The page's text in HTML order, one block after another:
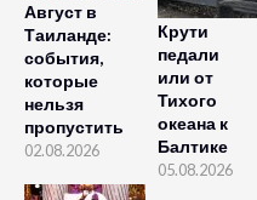
Август в
Таиланде:
события,
которые
нельзя
пропустить
02.08.2026
Крути
педали
или от
Тихого
океана к
Балтике
05.08.2026